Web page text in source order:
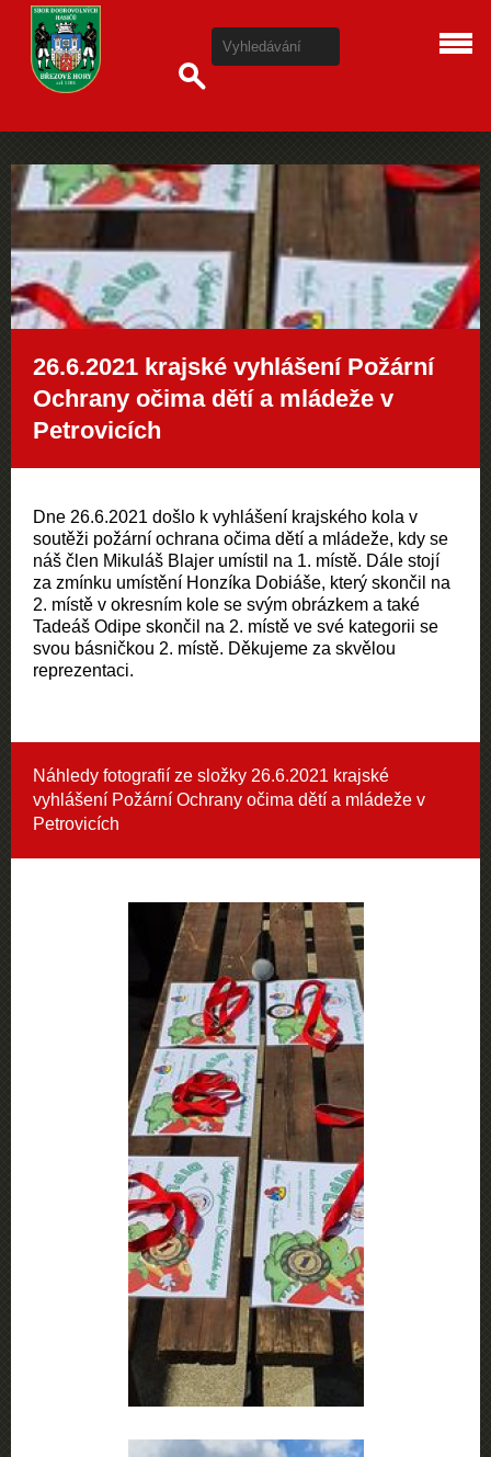
26.6.2021 krajské vyhlášení Požární
Ochrany očima dětí a mládeže v
Petrovicích
Dne 26.6.2021 došlo k vyhlášení krajského kola v
soutěži požární ochrana očima dětí a mládeže, kdy se
náš člen Mikuláš Blajer umístil na 1. místě. Dále stojí
za zmínku umístění Honzíka Dobiáše, který skončil na
2. místě v okresním kole se svým obrázkem a také
Tadeáš Odipe skončil na 2. místě ve své kategorii se
svou básničkou 2. místě. Děkujeme za skvělou
reprezentaci.
Náhledy fotografií ze složky 26.6.2021 krajské
vyhlášení Požární Ochrany očima dětí a mládeže v
Petrovicích